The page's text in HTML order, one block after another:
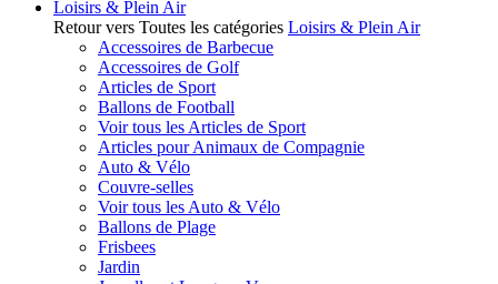
Loisirs & Plein Air
Retour vers Toutes les catégories Loisirs & Plein Air
Accessoires de Barbecue
Accessoires de Golf
Articles de Sport
Ballons de Football
Voir tous les Articles de Sport
Articles pour Animaux de Compagnie
Auto & Vélo
Couvre-selles
Voir tous les Auto & Vélo
Ballons de Plage
Frisbees
Jardin